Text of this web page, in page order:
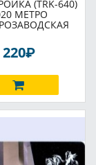
(TRK-640)
МЕТРО
220P